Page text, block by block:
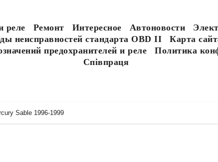
реле Ремонт Интересное Автоновости
неисправностей стандарта OBD II
Карта
предохранителей и реле
Политика
Співпраця
Sable 1996-1999